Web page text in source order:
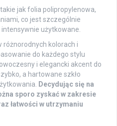
jak folia polipropylenowa,
co jest szczególnie
użytkowane.
różnorodnych kolorach i
do każdego stylu
i elegancki akcent do
a hartowane szkło
Decydując się na
sporo zyskać w zakresie
łatwości w utrzymaniu